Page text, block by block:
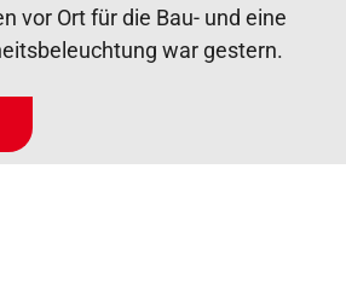
vor Ort für die Bau- und eine
war gestern.